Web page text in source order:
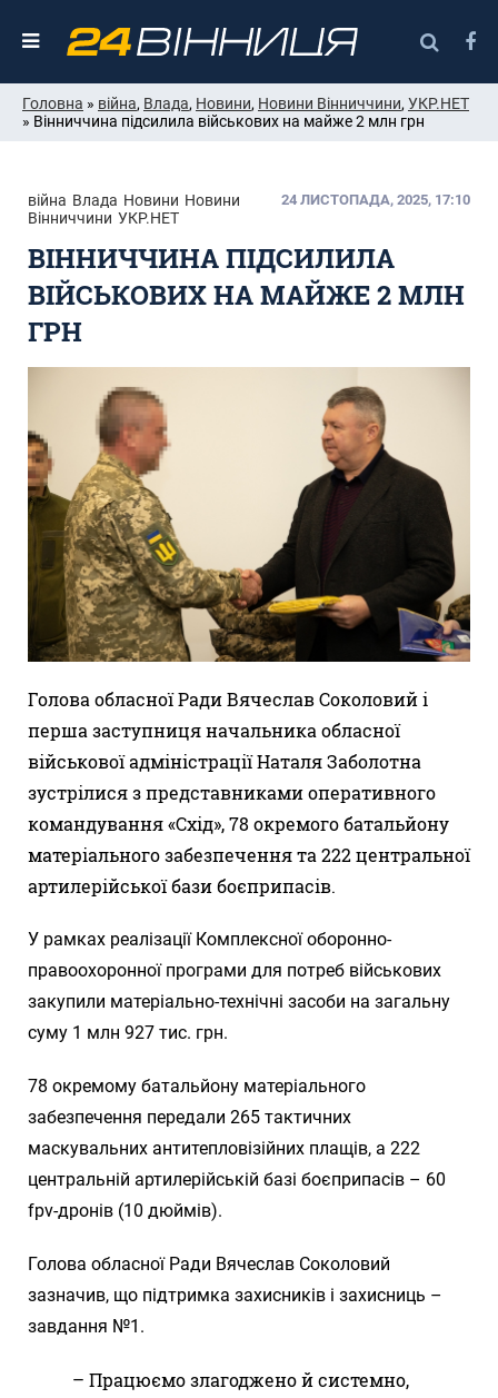
Головна » війна, Влада, Новини, Новини Вінниччини, УКР.НЕТ
» Вінниччина підсилила військових на майже 2 млн грн
війна Влада Новини Новини
Вінниччини УКР.НЕТ
24 ЛИСТОПАДА, 2025, 17:10
ВІННИЧЧИНА ПІДСИЛИЛА
ВІЙСЬКОВИХ НА МАЙЖЕ 2 МЛН
ГРН
Голова обласної Ради Вячеслав Соколовий і
перша заступниця начальника обласної
військової адміністрації Наталя Заболотна
зустрілися з представниками оперативного
командування «Схід», 78 окремого батальйону
матеріального забезпечення та 222 центральної
артилерійської бази боєприпасів.
У рамках реалізації Комплексної оборонно-
правоохоронної програми для потреб військових
закупили матеріально-технічні засоби на загальну
суму 1 млн 927 тис. грн.
78 окремому батальйону матеріального
забезпечення передали 265 тактичних
маскувальних антитепловізійних плащів, а 222
центральній артилерійській базі боєприпасів – 60
fpv-дронів (10 дюймів).
Голова обласної Ради Вячеслав Соколовий
зазначив, що підтримка захисників і захисниць –
завдання №1.
– Працюємо злагоджено й системно,